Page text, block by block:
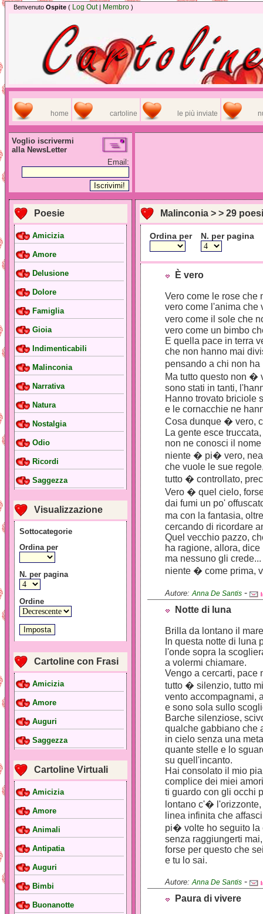
Benvenuto Ospite ( Log Out| Membro )
home cartoline le più inviate
Voglio iscrivermi
alla NewsLetter
Email:
Poesie
Amicizia
Amore
Delusione
Dolore
Famiglia
Gioia
Indimenticabili
Malinconia
Narrativa
Natura
Nostalgia
Odio
Ricordi
Saggezza
Visualizzazione
Sottocategorie
Ordina per
N. per pagina
Ordine
Cartoline con Frasi
Amicizia
Amore
Auguri
Saggezza
Cartoline Virtuali
Amicizia
Amore
Animali
Antipatia
Auguri
Bimbi
Buonanotte
Malinconia > > 29
Ordina per N. per pagina
È vero
Vero come le rose che
vero come l'anima che
vero come il sole che
vero come un bimbo
E quella pace in terra
che non hanno mai
pensando a chi non
Ma tutto questo non �
sono stati in tanti,
Hanno trovato briciole
e le cornacchie ne
Cosa dunque � vero,
La gente esce
non ne conosci il
niente � pi� vero,
che vuole le sue
tutto � controllato,
Vero � quel cielo,
dai fumi un po'
ma con la fantasia,
cercando di ricordare
Quel vecchio pazzo,
ha ragione, allora, dice
ma nessuno gli crede...
niente � come prima,
Autore:Anna De Santis -
Notte di luna
Brilla da lontano il mare
In questa notte di luna
l'onde sopra la
a volermi chiamare.
Vengo a cercarti, pace
tutto � silenzio, tutto
vento accompagnami,
e sono sola sullo
Barche silenziose,
qualche gabbiano che
in cielo senza una
quante stelle e lo
su quell'incanto.
Hai consolato il mio
complice dei miei
ti guardo con gli occhi
lontano c'� l'orizzonte,
linea infinita che
pi� volte ho seguito la
senza raggiungerti mai,
forse per questo che
e tu lo sai.
Autore:Anna De Santis -
Paura di vivere